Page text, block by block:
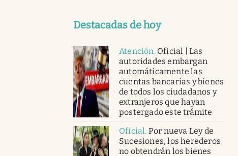
Destacadas de hoy
Atención. Oficial | Las
autoridades embargan
automáticamente las
cuentas bancarias y bienes
de todos los ciudadanos y
extranjeros que hayan
postergado este trámite
Oficial. Por nueva Ley de
Sucesiones, los herederos
no obtendrán los bienes